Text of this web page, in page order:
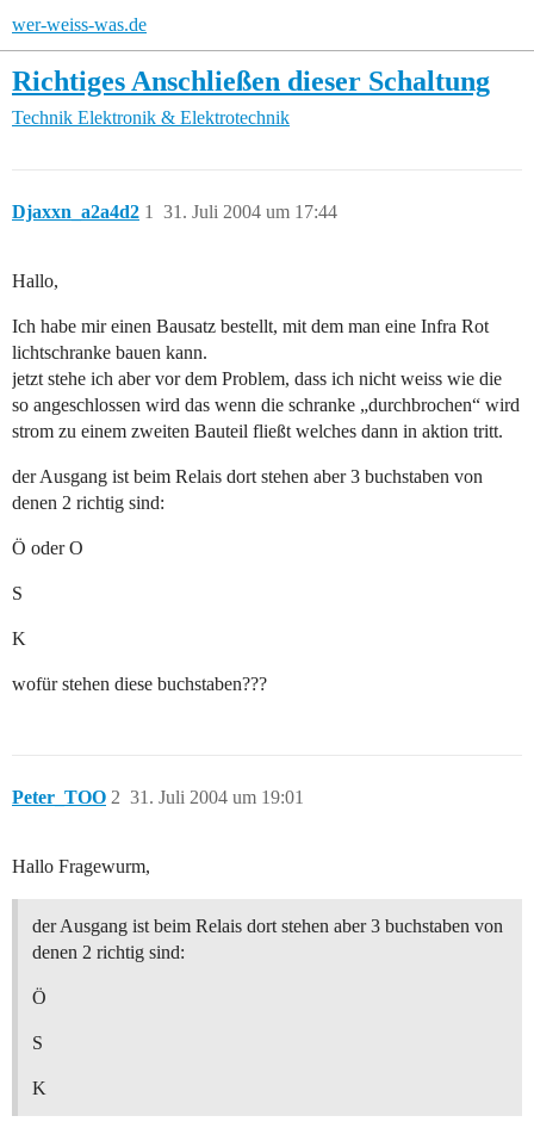
wer-weiss-was.de
Richtiges Anschließen dieser Schaltung
Technik Elektronik & Elektrotechnik
Djaxxn_a2a4d2 31. Juli 2004 um 17:44
1
Hallo,
Ich habe mir einen Bausatz bestellt, mit dem man eine Infra Rot
lichtschranke bauen kann.
jetzt stehe ich aber vor dem Problem, dass ich nicht weiss wie die
so angeschlossen wird das wenn die schranke „durchbrochen“ wird
strom zu einem zweiten Bauteil fließt welches dann in aktion tritt.
der Ausgang ist beim Relais dort stehen aber 3 buchstaben von
denen 2 richtig sind:
Ö oder O
S
K
wofür stehen diese buchstaben???
Peter_TOO 31. Juli 2004 um 19:01
2
Hallo Fragewurm,
der Ausgang ist beim Relais dort stehen aber 3 buchstaben von
denen 2 richtig sind:
Ö
S
K